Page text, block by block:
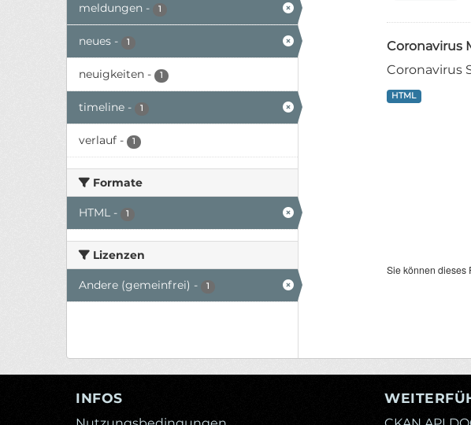
meldungen - 1
neues - 1
neuigkeiten - 1
timeline - 1
verlauf - 1
Formate
HTML - 1
Lizenzen
Andere (gemeinfrei) - 1
Coronavirus
Coronavirus
HTML
Sie können dieses
INFOS